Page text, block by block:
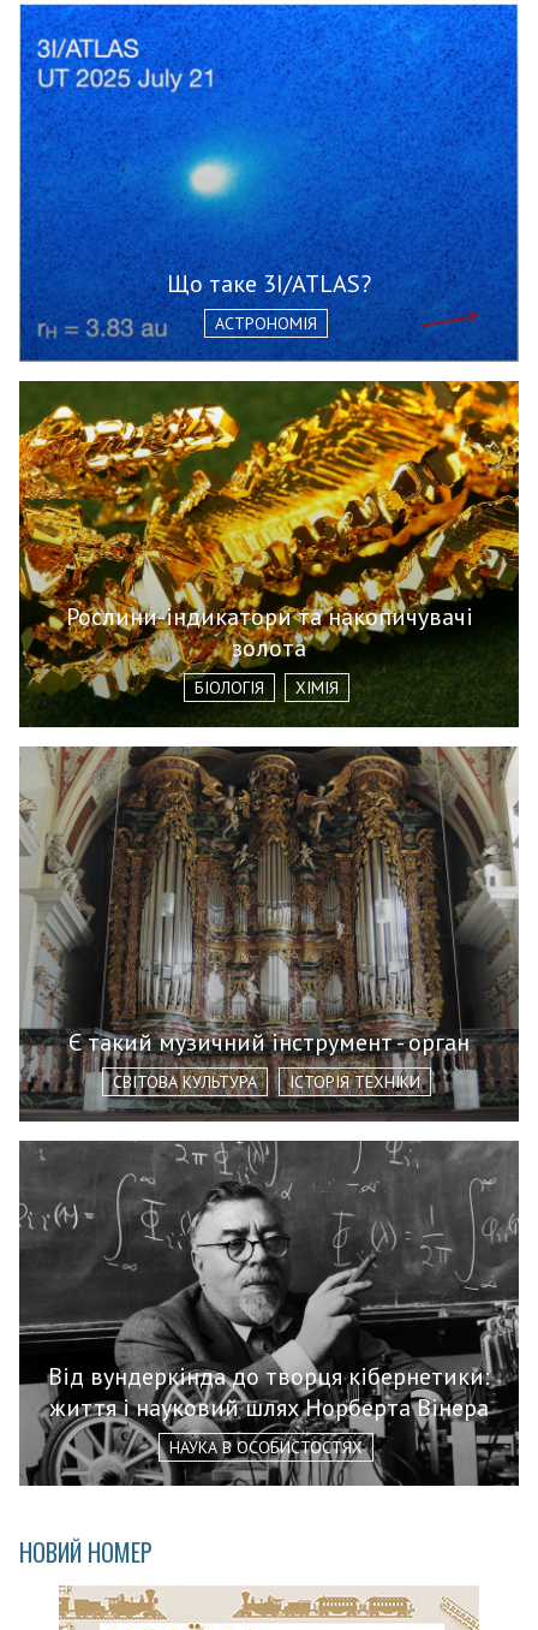
Що таке 3I/ATLAS?
АСТРОНОМІЯ
Рослини-індикатори та накопичувачі
золота
БІОЛОГІЯ ХІМІЯ
Є такий музичний інструмент - орган
СВІТОВА КУЛЬТУРА ІСТОРІЯ ТЕХНІКИ
Від вундеркінда до творця кібернетики:
життя і науковий шлях Норберта Вінера
НАУКА В ОСОБИСТОСТЯХ
НОВИЙ НОМЕР